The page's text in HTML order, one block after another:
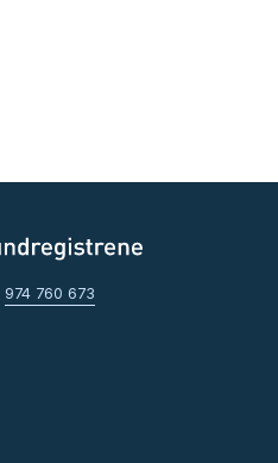
974 760 673